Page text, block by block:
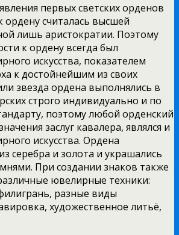
первых светских орденов
ордену считалась высшей
лишь аристократии. Поэтому
к ордену всегда был
искусства, показателем
к достойнейшим из своих
звезда ордена выполнялись в
строго индивидуально и по
поэтому любой орденский
заслуг кавалера, являлся и
искусства. Ордена
серебра и золота и украшались
При создании знаков также
ювелирные техники:
разные виды
художественное литьё,